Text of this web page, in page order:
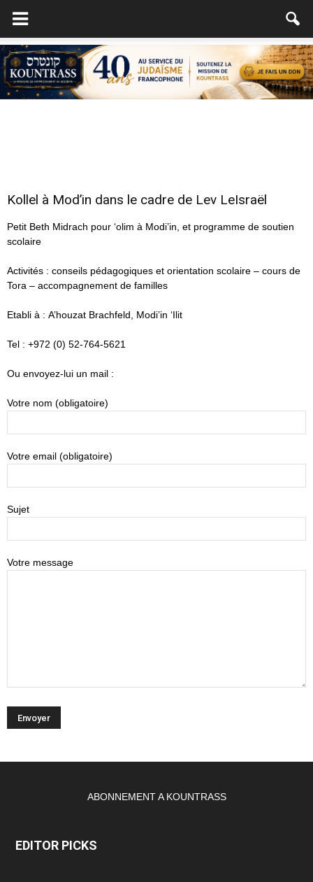
Kollel à Mod’in dans le cadre de Lev LeIsraël
Petit Beth Midrach pour ‘olim à Modi’in, et programme de soutien
scolaire
Activités : conseils pédagogiques et orientation scolaire – cours de
Tora – accompagnement de familles
Etabli à : A’houzat Brachfeld, Modi’in ‘Ilit
Tel : +972 (0) 52-764-5621
Ou envoyez-lui un mail :
Votre nom (obligatoire)
Votre email (obligatoire)
Sujet
Votre message
ABONNEMENT A KOUNTRASS
EDITOR PICKS